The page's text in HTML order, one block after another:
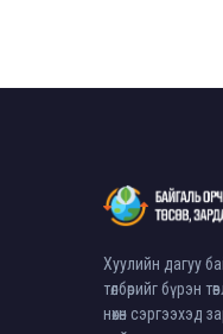
Хуулийн дагуу
төлбөрийг бүрэн
нөхөн сэргээхэд